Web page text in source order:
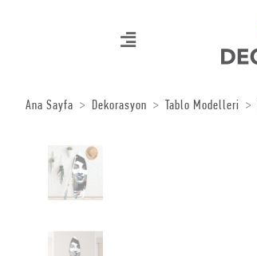
Ana Sayfa Dekorasyon Tablo Modelleri